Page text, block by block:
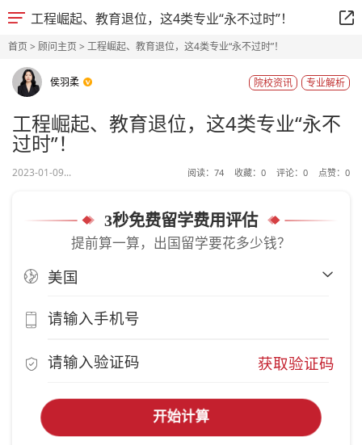
工程崛起、教育退位，这4类专业“永不过时”！
首页> 顾问主页> 工程崛起、教育退位，这4类专业“永不过时”！
侯羽柔 专业解析
院校资讯
工程崛起、教育退位，这4类专业“永不
过时”！
2023-01-09... 阅读： 74 收藏： 0 评论： 0 点赞： 0
3秒免费留学费用评估
提前算一算，出国留学要花多少钱？
获取验证码
开始计算